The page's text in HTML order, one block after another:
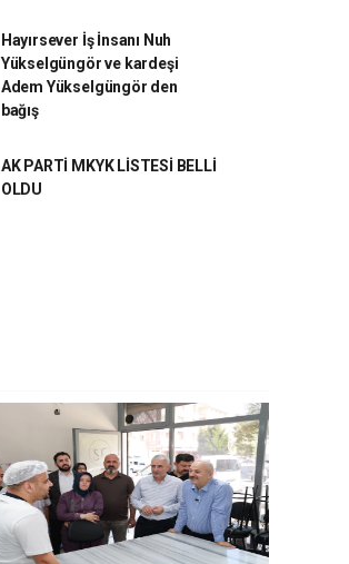
Hayırsever İş İnsanı Nuh
Yükselgüngör ve kardeşi
Adem Yükselgüngör den
bağış
AK PARTİ MKYK LİSTESİ BELLİ
OLDU